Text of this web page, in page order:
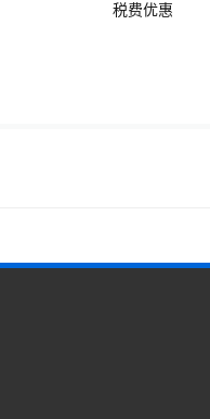
税费优惠